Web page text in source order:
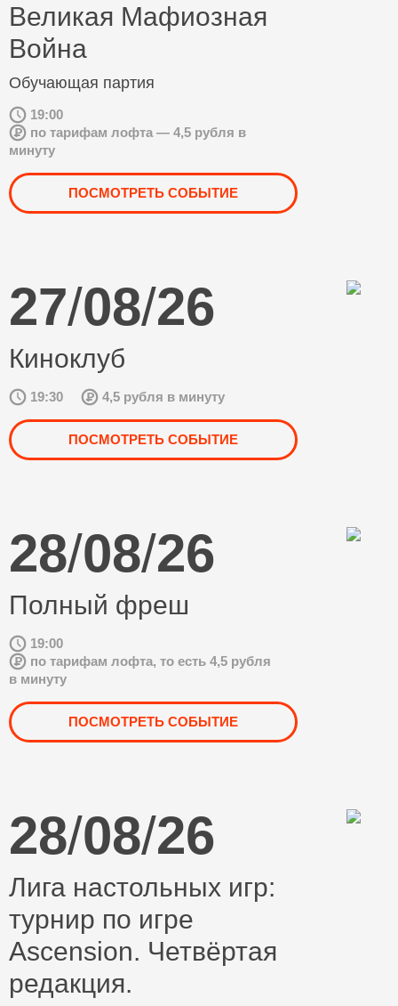
Великая Мафиозная
Война
Обучающая партия
19:00
по тарифам лофта — 4,5 рубля в
минуту
ПОСМОТРЕТЬ СОБЫТИЕ
27/08/26
Киноклуб
19:30 4,5 рубля в минуту
ПОСМОТРЕТЬ СОБЫТИЕ
28/08/26
Полный фреш
19:00
по тарифам лофта, то есть 4,5 рубля
в минуту
ПОСМОТРЕТЬ СОБЫТИЕ
28/08/26
Лига настольных игр:
турнир по игре
Ascension. Четвёртая
редакция.